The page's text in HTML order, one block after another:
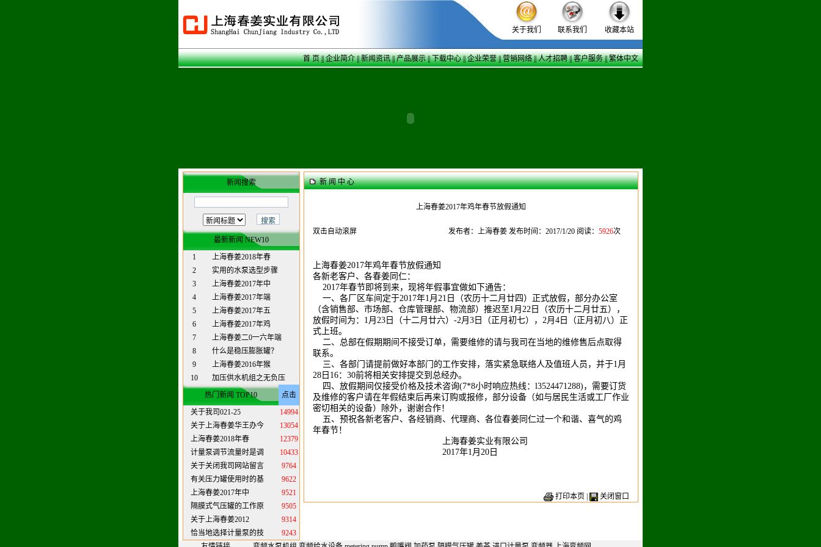
关于我们 联系我们 收藏本站
首 页||企业简介||新闻资讯||产品展示||下载中心||企业荣誉||营销网络||人才招聘||客户服务||繁体中文
新闻搜索
最新新闻 NEW10
1
上海春姜2018年春
2
实用的水泵选型步骤
3
上海春姜2017年中
4
上海春姜2017年端
5
上海春姜2017年五
6
上海春姜2017年鸡
7
上海春姜二0一六年端
8
什么是稳压膨胀罐？
9
上海春姜2016年猴
10
加压供水机组之无负压
热门新闻 TOP10
点击
关于我司021-25
14994
关于上海春姜华王办今
13054
上海春姜2018年春
12379
计量泵调节流量时是调
10433
关于关闭我司网站留言
9764
有关压力罐使用时的基
9622
上海春姜2017年中
9521
隔膜式气压罐的工作原
9505
关于上海春姜2012
9314
恰当地选择计量泵的技
9243
新 闻 中 心
上海春姜2017年鸡年春节放假通知
双击自动滚屏 发布者：上海春姜 发布时间：2017/1/20 阅读： 5926次
上海春姜2017年鸡年春节放假通知
各新老客户、各春姜同仁：
2017年春节即将到来，现将年假事宜做如下通告：
一、各厂区车间定于2017年1月21日（农历十二月廿四）正式放假，部分办公室
（含销售部、市场部、仓库管理部、物流部）推迟至1月22日（农历十二月廿五），
放假时间为：1月23日（十二月廿六）-2月3日（正月初七），2月4日（正月初八）正
式上班。
二、总部在假期期间不接受订单，需要维修的请与我司在当地的维修售后点取得
联系。
三、各部门请提前做好本部门的工作安排，落实紧急联络人及值班人员，并于1月
28日16：30前将相关安排提交到总经办。
四、放假期间仅接受价格及技术咨询(7*8小时响应热线：l3524471288)，需要订货
及维修的客户请在年假结束后再来订购或报修，部分设备（如与居民生活或工厂作业
密切相关的设备）除外，谢谢合作！
五、预祝各新老客户、各经销商、代理商、各位春姜同仁过一个和谐、喜气的鸡
年春节！
上海春姜实业有限公司
2017年1月20日
打印本页 关闭窗口